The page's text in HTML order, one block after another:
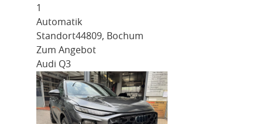
1
Automatik
Standort44809, Bochum
Zum Angebot
Audi Q3